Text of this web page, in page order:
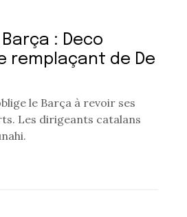
: Deco
remplaçant de De
le Barça à revoir ses
Les dirigeants catalans